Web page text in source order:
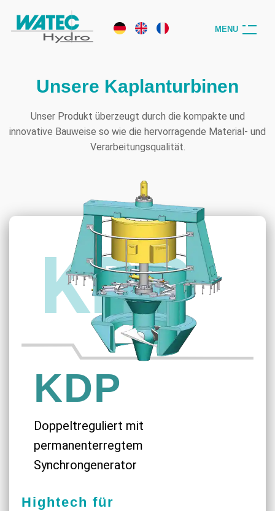
M ENU
Unsere Kaplanturbinen
Unser Produkt überzeugt durch die kompakte und
innovative Bauweise so wie die hervorragende Material- und
Verarbeitungsqualität.
KDP
KDP
Doppeltreguliert mit
permanenterregtem
Synchrongenerator
Hightech für